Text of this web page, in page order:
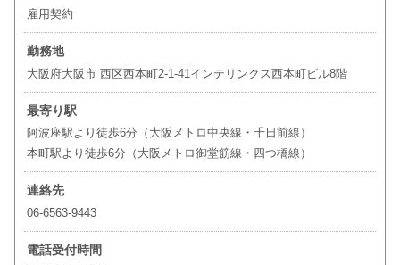
雇用契約
勤務地
大阪府大阪市 西区西本町2-1-41インテリンクス西本町ビル8階
最寄り駅
阿波座駅より徒歩6分（大阪メトロ中央線・千日前線）
本町駅より徒歩6分（大阪メトロ御堂筋線・四つ橋線）
連絡先
06-6563-9443
電話受付時間